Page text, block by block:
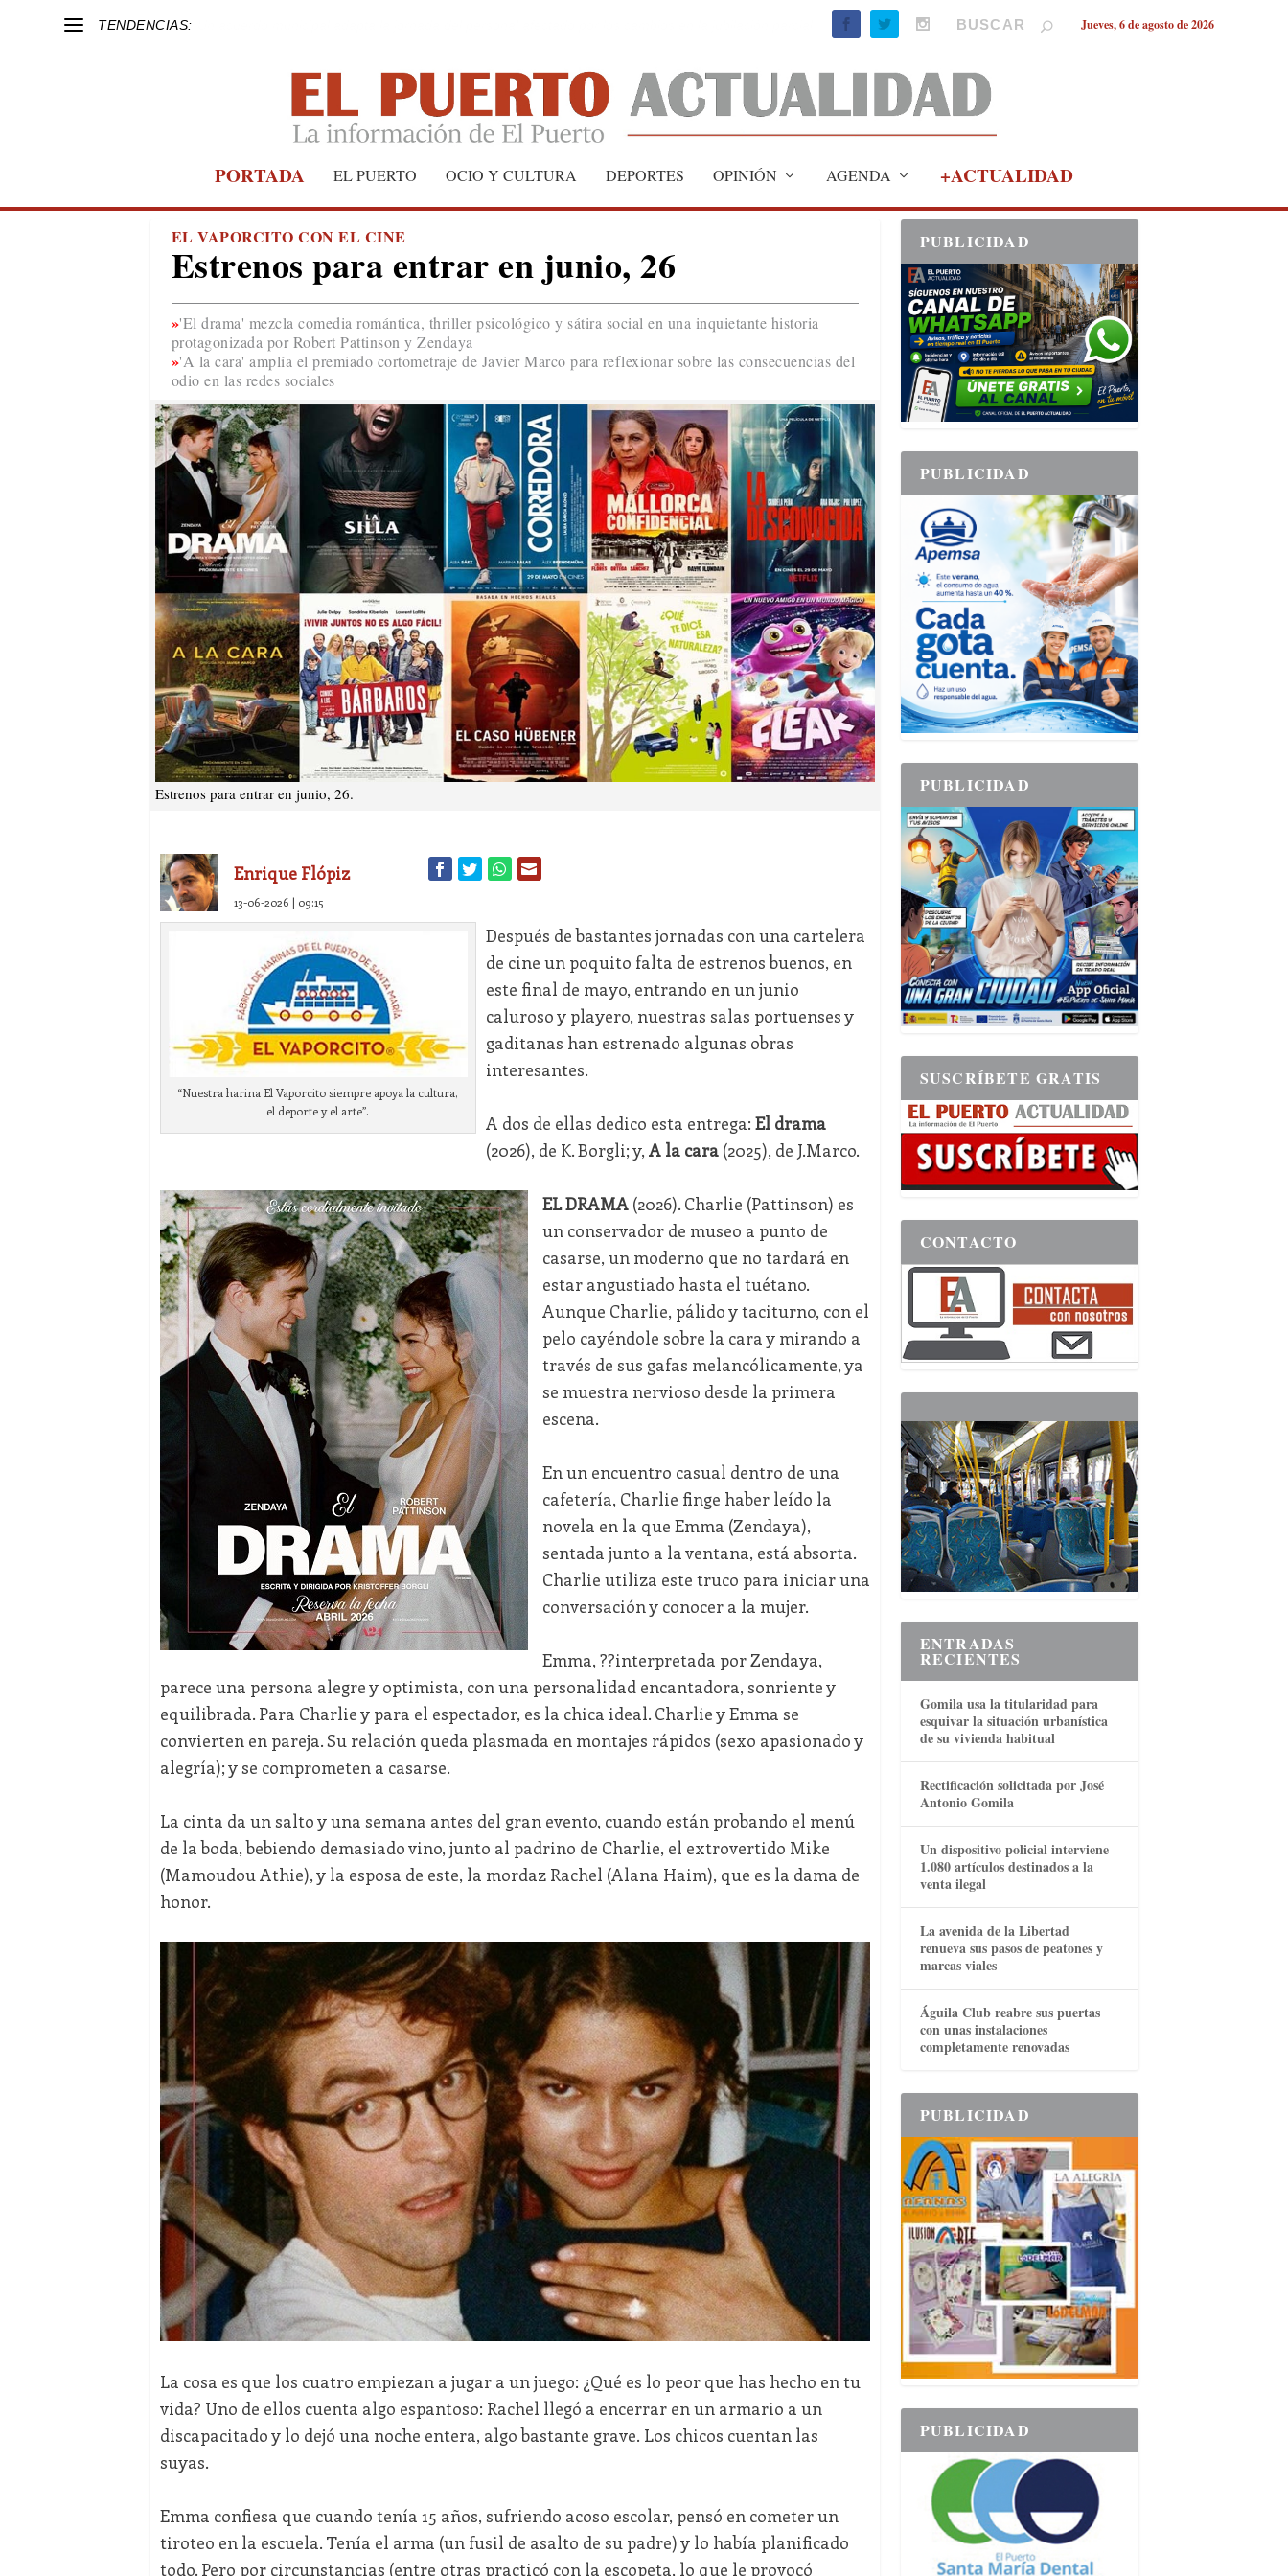
TENDENCIAS: Jueves, 6 de agosto de 2026
PORTADA EL PUERTO OCIO Y CULTURA DEPORTES OPINIÓN AGENDA +ACTUALIDAD
EL VAPORCITO CON EL CINE
Estrenos para entrar en junio, 26
'El drama' mezcla comedia romántica, thriller psicológico y sátira social en una inquietante historia
protagonizada por Robert Pattinson y Zendaya
'A la cara' amplía el premiado cortometraje de Javier Marco para reflexionar sobre las consecuencias del
odio en las redes sociales
Estrenos para entrar en junio, 26.
Enrique Flópiz
13-06-2026 | 09:15
“Nuestra harina El Vaporcito siempre apoya la cultura,
el deporte y el arte”.
Después de bastantes jornadas con una cartelera
de cine un poquito falta de estrenos buenos, en
este final de mayo, entrando en un junio
caluroso y playero, nuestras salas portuenses y
gaditanas han estrenado algunas obras
interesantes.
A dos de ellas dedico esta entrega: El drama
(2026), de K. Borgli; y, A la cara(2025), de J.Marco.
EL DRAMA(2026). Charlie (Pattinson) es
un conservador de museo a punto de
casarse, un moderno que no tardará en
estar angustiado hasta el tuétano.
Aunque Charlie, pálido y taciturno, con el
pelo cayéndole sobre la cara y mirando a
través de sus gafas melancólicamente, ya
se muestra nervioso desde la primera
escena.
En un encuentro casual dentro de una
cafetería, Charlie finge haber leído la
novela en la que Emma (Zendaya),
sentada junto a la ventana, está absorta.
Charlie utiliza este truco para iniciar una
conversación y conocer a la mujer.
Emma, ??interpretada por Zendaya,
parece una persona alegre y optimista, con una personalidad encantadora, sonriente y
equilibrada. Para Charlie y para el espectador, es la chica ideal. Charlie y Emma se
convierten en pareja. Su relación queda plasmada en montajes rápidos (sexo apasionado y
alegría); y se comprometen a casarse.
La cinta da un salto y una semana antes del gran evento, cuando están probando el menú
de la boda, bebiendo demasiado vino, junto al padrino de Charlie, el extrovertido Mike
(Mamoudou Athie), y la esposa de este, la mordaz Rachel (Alana Haim), que es la dama de
honor.
La cosa es que los cuatro empiezan a jugar a un juego: ¿Qué es lo peor que has hecho en tu
vida? Uno de ellos cuenta algo espantoso: Rachel llegó a encerrar en un armario a un
discapacitado y lo dejó una noche entera, algo bastante grave. Los chicos cuentan las
suyas.
Emma confiesa que cuando tenía 15 años, sufriendo acoso escolar, pensó en cometer un
tiroteo en la escuela. Tenía el arma (un fusil de asalto de su padre) y lo había planificado
todo. Pero por circunstancias (entre otras practicó con la escopeta, lo que le provocó
PUBLICIDAD
PUBLICIDAD
PUBLICIDAD
SUSCRÍBETE GRATIS
CONTACTO
ENTRADAS
RECIENTES
Gomila usa la titularidad para
esquivar la situación urbanística
de su vivienda habitual
Rectificación solicitada por José
Antonio Gomila
Un dispositivo policial interviene
1.080 artículos destinados a la
venta ilegal
La avenida de la Libertad
renueva sus pasos de peatones y
marcas viales
Águila Club reabre sus puertas
con unas instalaciones
completamente renovadas
PUBLICIDAD
PUBLICIDAD